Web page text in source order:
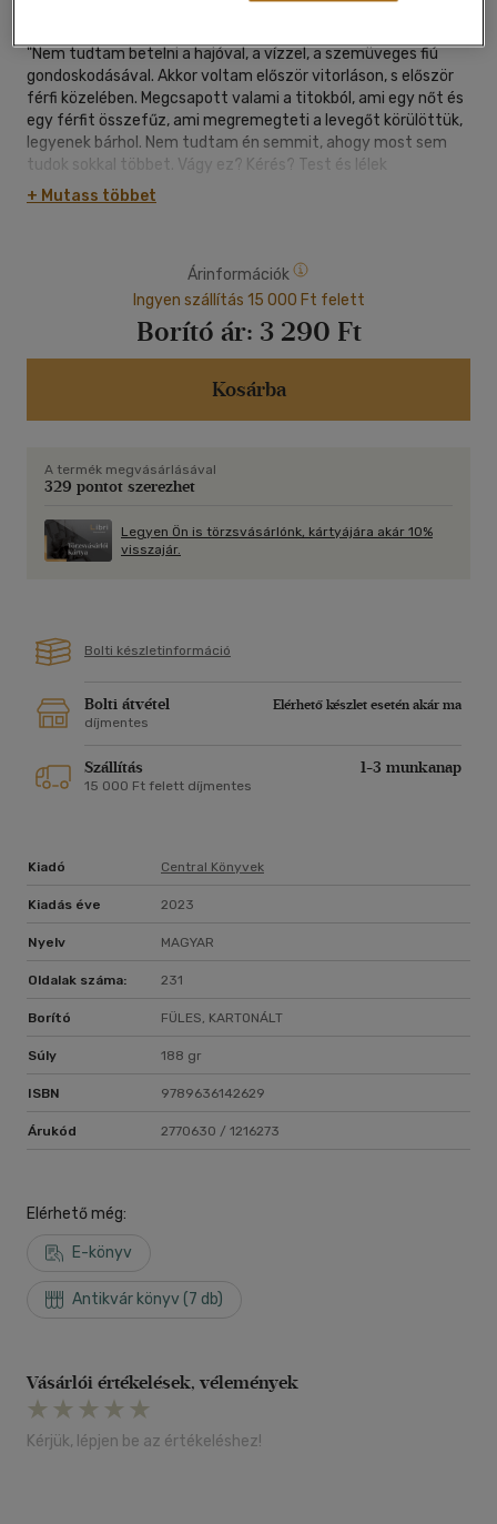
"Nem tudtam betelni a hajóval, a vízzel, a szemüveges fiú
gondoskodásával. Akkor voltam először vitorláson, s először
férfi közelében. Megcsapott valami a titokból, ami egy nőt és
egy férfit összefűz, ami megremegteti a levegőt körülöttük,
legyenek bárhol. Nem tudtam én semmit, ahogy most sem
tudok sokkal többet. Vágy ez? Kérés? Test és lélek
kíváncsisága? Kihajoltunk a víz fölé, aztán hanyatt
feküdtünk, néztük a csillagokat. A karját a fejem alá
- Miért Sarkcsillag a hajó neve?"
Rejtőzködő, mégis kitárulkozó "mesék" fűzére Schäffer
Erzsébet tizedik kötete. Egy öreg szőlő, vonatkupék, vizek
partja fogja keretbe vallomásos történeteit, melyekben most
is az a bizalomból építkező csöndes, kíváncsian szemlélődő
+ Mutass többet
Árinformációk
Ingyen szállítás 15 000 Ft felett
Borító ár: 3 290 Ft
Kosárba
A termék megvásárlásával
329 pontot szerezhet
Legyen Ön is törzsvásárlónk, kártyájára akár 10%
visszajár.
Bolti készletinformáció
Bolti átvétel
Elérhető készlet esetén akár ma
díjmentes
Szállítás 1-3 munkanap
15 000 Ft felett díjmentes
Kiadó Central Könyvek
Kiadás éve 2023
Nyelv MAGYAR
Oldalak száma: 231
Borító FÜLES, KARTONÁLT
Súly 188 gr
ISBN 9789636142629
Árukód 2770630 / 1216273
Elérhető még:
E-könyv
Antikvár könyv (7 db)
Vásárlói értékelések, vélemények
Kérjük, lépjen be az értékeléshez!